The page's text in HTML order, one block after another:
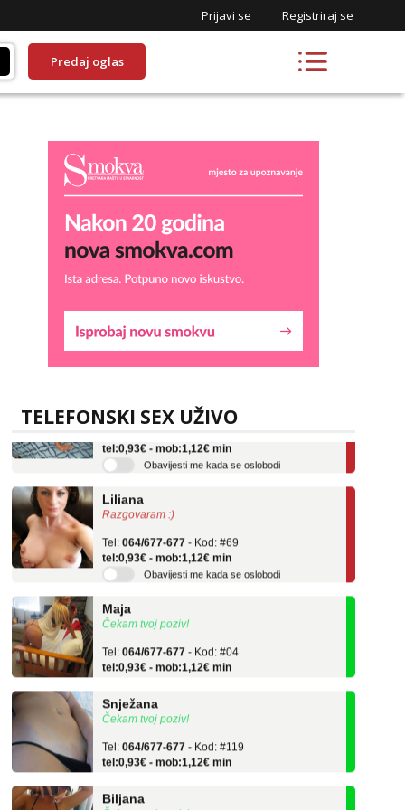
Prijavi se Registriraj se
Predaj oglas
TELEFONSKI SEX UŽIVO
Tel:064/677-677- Kod: #136
Obavijesti me kada se oslobodi
Razgovaram :)
tel:0,93€ - mob:1,12€ min
Obavijesti me kada se oslobodi
Čekam tvoj poziv!
tel:0,93€ - mob:1,12€ min
Čekam tvoj poziv!
tel:0,93€ - mob:1,12€ min
Čekam tvoj poziv!